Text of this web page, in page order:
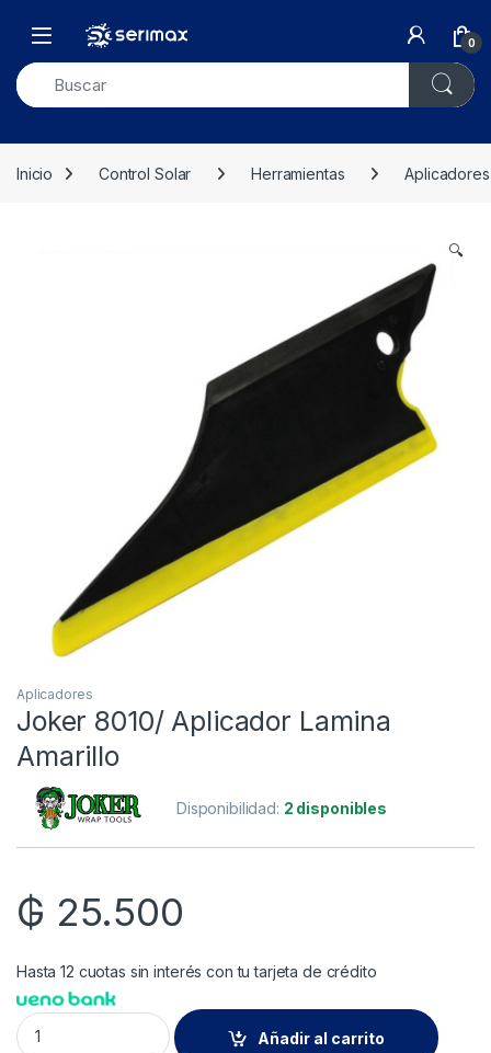
Open 0
Inicio Control Solar Herramientas Aplicadores
🔍
Aplicadores
Joker 8010/ Aplicador Lamina
Amarillo
Disponibilidad: 2 disponibles
₲ 25.500
Hasta 12 cuotas sin interés con tu tarjeta de crédito
Joker 8010/ Aplicador Lamina Amarillo quantity
Añadir al carrito